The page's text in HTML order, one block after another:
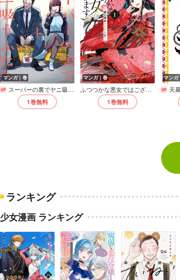
マンガ｜巻
スーパーの裏でヤニ吸うふたり【デジタル版限定特典付き】
1巻無料
マンガ｜巻
ふつつかな悪女ではございますが ～雛宮蝶鼠とりかえ伝～【電子限定描き下ろし付き】
1巻無料
マンガ
天
ランキング
少女漫画 ランキング